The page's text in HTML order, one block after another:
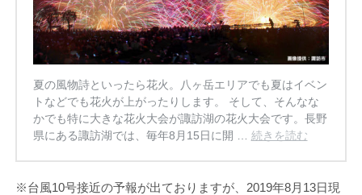
夏の風物詩といったら花火。八ヶ岳エリアでも夏はイベン
トなどでも花火が上がったりします。 そして、そんなな
かでも特に大きな花火大会が諏訪湖の花火大会です。長野
県にある諏訪湖では、毎年8月15日に開 … 続きを読む
※台風10号接近の予報が出ておりますが、2019年8月13日現